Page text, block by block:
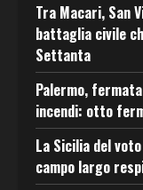
Tra Macari, San
battaglia civile
Settanta
Palermo,
incendi: otto
La Sicilia del
campo largo